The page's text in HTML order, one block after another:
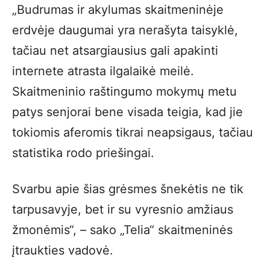
„Budrumas ir akylumas skaitmeninėje
erdvėje daugumai yra nerašyta taisyklė,
tačiau net atsargiausius gali apakinti
internete atrasta ilgalaikė meilė.
Skaitmeninio raštingumo mokymų metu
patys senjorai bene visada teigia, kad jie
tokiomis aferomis tikrai neapsigaus, tačiau
statistika rodo priešingai.
Svarbu apie šias grėsmes šnekėtis ne tik
tarpusavyje, bet ir su vyresnio amžiaus
žmonėmis“, – sako „Telia“ skaitmeninės
įtraukties vadovė.